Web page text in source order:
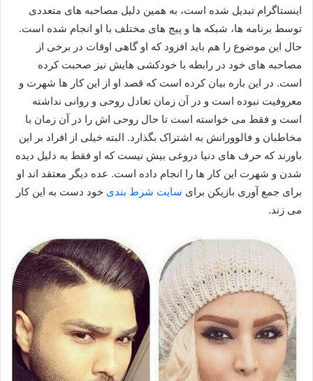
اینستاگرام تبدیل شده است، به همین دلیل مصاحبه‌ های متعددی
توسط برنامه ها، شبکه ها و پیج های مختلف با او انجام شده است.
حال این موضوع را هم باید افزود که او گاهی اوقات در برخی از
مصاحبه‌ های خود در رابطه با خودکشی هایش نیز صحبت کرده
است. در این باره بیان کرده است که قصد او از این کار ها شهرت و
معروفیت نبوده است و در آن زمان تعادل روحی و روانی نداشته
است و فقط می خواسته است تا حال روحی اش را در آن زمان با
مخاطبان و فالوورانش به اشتراک بگذارد. البته خیلی از افراد بر این
باورند که حرف‌ های دنیا دروغی بیش نیست که او فقط به دلیل دیده
شدن و شهرت این کار ها را انجام داده است. عده دیگر معتقد اند او
برای جمع آوری بازیکن برای سایت شرط بندی خود دست به این کار
می زند.